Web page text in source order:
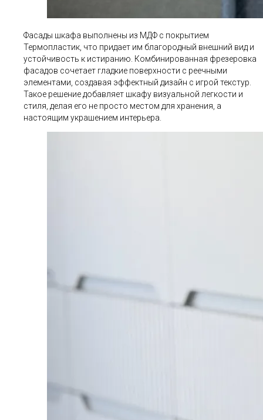
Фасады шкафа выполнены из МДФ с покрытием
Термопластик, что придает им благородный внешний вид и
устойчивость к истиранию. Комбинированная фрезеровка
фасадов сочетает гладкие поверхности с реечными
элементами, создавая эффектный дизайн с игрой текстур.
Такое решение добавляет шкафу визуальной легкости и
стиля, делая его не просто местом для хранения, а
настоящим украшением интерьера.